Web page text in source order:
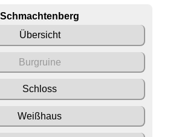
Schmachtenberg
Übersicht
Burgruine
Schloss
Weißhaus